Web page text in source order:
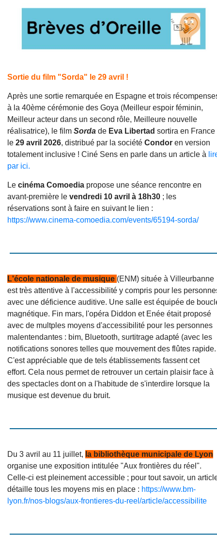
Sortie du film "Sorda" le 29 avril !
Après une sortie remarquée en Espagne et trois
à la 40ème cérémonie des Goya (Meilleur espoir féminin,
Meilleur acteur dans un second rôle, Meilleure nouvelle
réalisatrice), le film Sorda de Eva Libertad sortira en France
le 29 avril 2026, distribué par la société Condor en version
totalement inclusive ! Ciné Sens en parle dans un article à
par ici.
Le cinéma Comoedia propose une séance rencontre en
avant-première le vendredi 10 avril à 18h30 ; les
réservations sont à faire en suivant le lien :
https://www.cinema-comoedia.com/events/65194-sorda/
L'école nationale de musique (ENM) située à Villeurbanne
est très attentive à l'accessibilité y compris pour les
avec une déficience auditive. Une salle est équipée de
magnétique. Fin mars, l'opéra Diddon et Enée était proposé
avec de multples moyens d'accessibilité pour les personnes
malentendantes : bim, Bluetooth, surtitrage adapté (avec les
notifications sonores telles que mouvement des flûtes rapide.
C'est appréciable que de tels établissements fassent cet
effort. Cela nous permet de retrouver un certain plaisir face à
des spectacles dont on a l'habitude de s'interdire lorsque la
musique est devenue du bruit.
Du 3 avril au 11 juillet, la bibliothèque municipale de Lyon
organise une exposition intitulée "Aux frontières du réel".
Celle-ci est pleinement accessible ; pour tout savoir, un
détaille tous les moyens mis en place : https://www.bm-
lyon.fr/nos-blogs/aux-frontieres-du-reel/article/accessibilite